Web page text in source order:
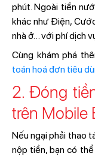
phút. Ngoài tiền
khác như Điện,
nhà ở… với phí dịch
Cùng khám phá
toán hoá đơn tiêu
2. Đóng
trên Mobile
Nếu ngại phải thao
nộp tiền, bạn có